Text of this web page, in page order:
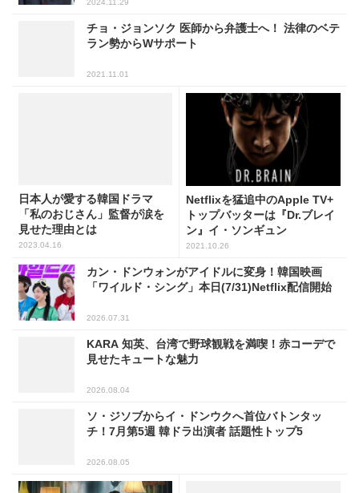
2024.11.29
チョ・ジョンソク 医師から弁護士へ！ 法律のベテ
ラン勢からWサポート
2021.11.01
日本人が愛する韓国ドラマ
「私のおじさん」監督が涙を
見せた理由とは
2023.04.16
Netflixを猛追中のApple TV+
トップバッターは『Dr.ブレイ
ン』イ・ソンギュン
2021.10.26
カン・ドンウォンがアイドルに変身！韓国映画
「ワイルド・シング」本日(7/31)Netflix配信開始
2026.07.31
KARA 知英、台湾で野球観戦を満喫！赤コーデで
見せたキュートな魅力
2026.08.04
ソ・ジソブからイ・ドンウクへ首位バトンタッ
チ！7月第5週 韓ドラ出演者 話題性トップ5
2026.08.05